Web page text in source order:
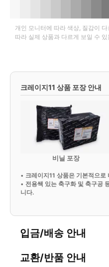
개인 모니터에 따라 색상, 질감이
따라 실제 상품과 다르게 보일 수
크레이지11 상품 포장 안내
비닐 포장
• 크레이지11 상품은 기본적으로
• 전용쌕 있는 축구화 및 축구공
니다.
입금/배송 안내
교환/반품 안내